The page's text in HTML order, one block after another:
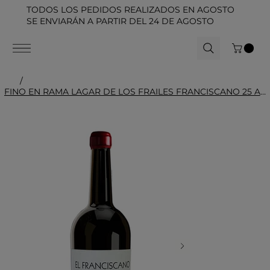
TODOS LOS PEDIDOS REALIZADOS EN AGOSTO
SE ENVIARÁN A PARTIR DEL 24 DE AGOSTO
/
FINO EN RAMA LAGAR DE LOS FRAILES FRANCISCANO 25 AÑOS